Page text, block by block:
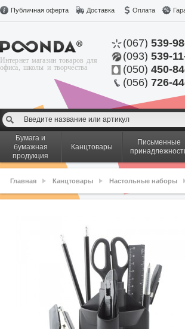
Публичная оферта Доставка Оплата
Интернет магазин товаров для
офиса, школы и творчества
(067) 539-
(093) 539-
(050) 450-
(056) 726-
Бумага и
бумажная
продукция
Канцтовары
Письменные
Главная Канцтовары Настольные наборы